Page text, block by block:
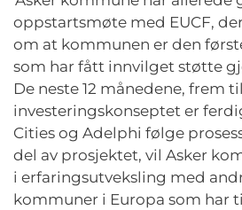
oppstartsmøte med EUCF,
om at kommunen er den
som har fått innvilget støtte
De neste 12 månedene, frem til
investeringskonseptet er
Cities og Adelphi følge
del av prosjektet, vil Asker
i erfaringsutveksling med
kommuner i Europa som har